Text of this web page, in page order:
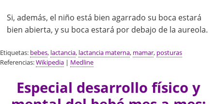
Si, además, el niño está bien agarrado su boca estará
bien abierta, y su boca estará por debajo de la aureola.
Etiquetas: bebes, lactancia, lactancia materna, mamar, posturas
Referencias:Wikipedia | Medline
Especial desarrollo físico y